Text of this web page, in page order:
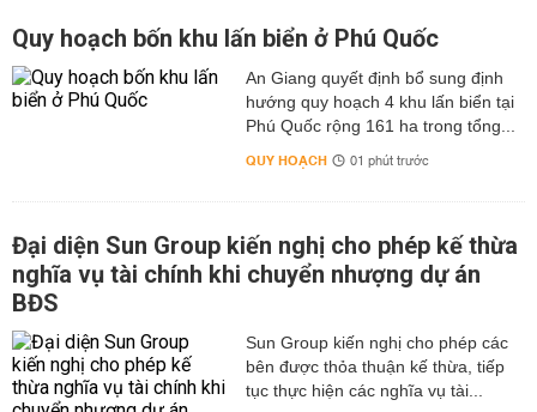
Quy hoạch bốn khu lấn biển ở Phú Quốc
An Giang quyết định bổ sung định
hướng quy hoạch 4 khu lấn biển tại
Phú Quốc rộng 161 ha trong tổng...
QUY HOẠCH 01 phút trước
Đại diện Sun Group kiến nghị cho phép kế thừa
nghĩa vụ tài chính khi chuyển nhượng dự án
BĐS
Sun Group kiến nghị cho phép các
bên được thỏa thuận kế thừa, tiếp
tục thực hiện các nghĩa vụ tài...